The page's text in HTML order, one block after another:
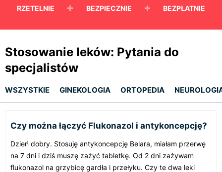
RZETELNIE + BEZPIECZNIE + BEZPŁATNIE
Stosowanie leków: Pytania do
specjalistów
WSZYSTKIE GINEKOLOGIA ORTOPEDIA
Czy można łączyć Flukonazol i antykoncepcję?
Dzień dobry. Stosuję antykoncepcję Belara, miałam przerwę
na 7 dni i dziś muszę zażyć tabletkę. Od 2 dni zażywam
flukonazol na grzybicę gardła i przełyku. Czy te dwa leki